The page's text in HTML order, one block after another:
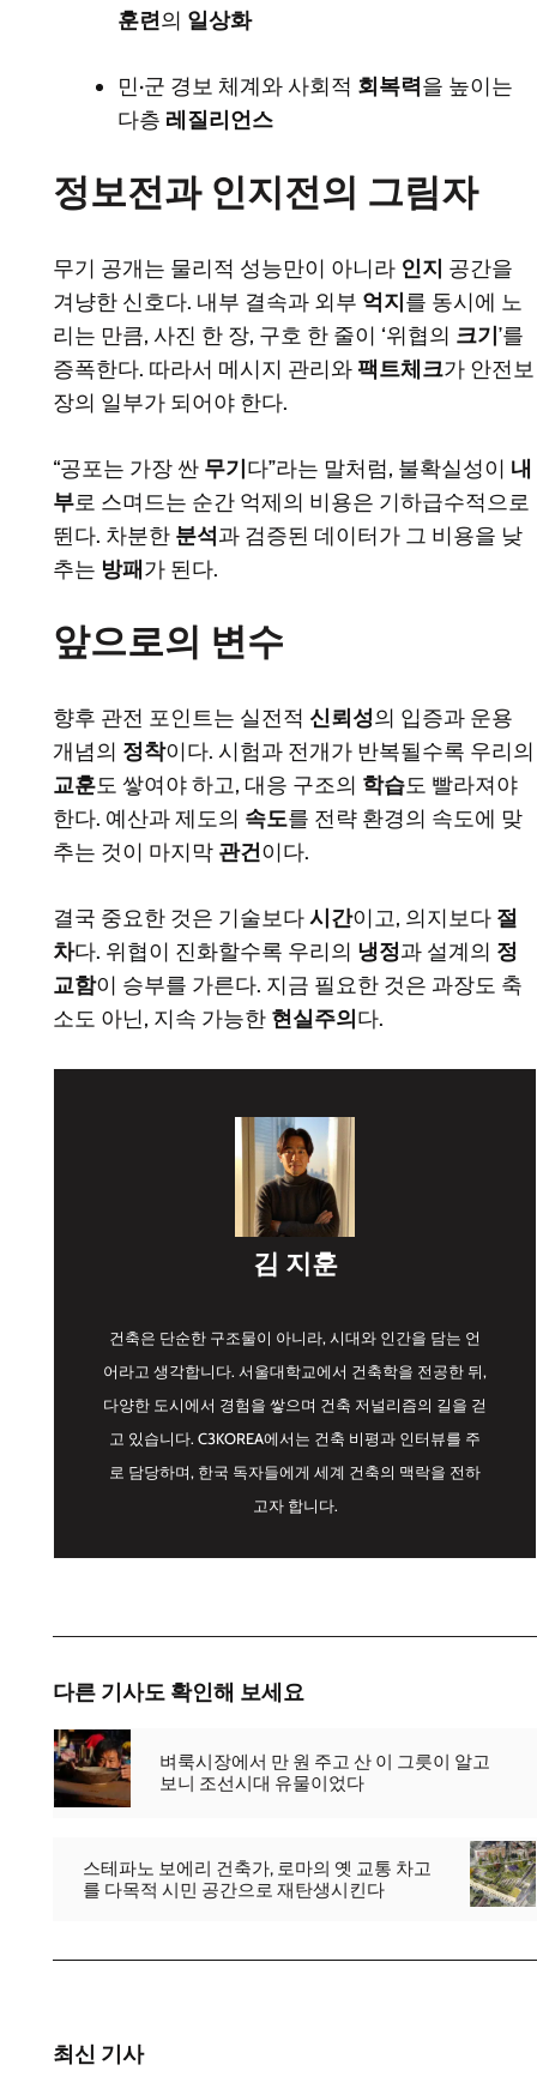
훈련의 일상화
민·군 경보 체계와 사회적 회복력을 높이는
다층 레질리언스
정보전과 인지전의 그림자
무기 공개는 물리적 성능만이 아니라 인지 공간을
겨냥한 신호다. 내부 결속과 외부 억지 를 동시에 노
리는 만큼, 사진 한 장, 구호 한 줄이 ‘위협의 크기 ’를
증폭한다. 따라서 메시지 관리와 팩트체크가 안전보
장의 일부가 되어야 한다.
“공포는 가장 싼 무기 다”라는 말처럼, 불확실성이 내
부로 스며드는 순간 억제의 비용은 기하급수적으로
뛴다. 차분한 분석 과 검증된 데이터가 그 비용을 낮
추는 방패 가 된다.
앞으로의 변수
향후 관전 포인트는 실전적 신뢰성의 입증과 운용
개념의 정착이다. 시험과 전개가 반복될수록 우리의
교훈도 쌓여야 하고, 대응 구조의 학습도 빨라져야
한다. 예산과 제도의 속도를 전략 환경의 속도에 맞
추는 것이 마지막 관건이다.
결국 중요한 것은 기술보다시간이고, 의지보다 절
차다. 위협이 진화할수록 우리의 냉정과 설계의 정
교함이 승부를 가른다. 지금 필요한 것은 과장도 축
소도 아닌, 지속 가능한 현실주의 다.
김 지훈
건축은 단순한 구조물이 아니라, 시대와 인간을 담는 언
어라고 생각합니다. 서울대학교에서 건축학을 전공한 뒤,
다양한 도시에서 경험을 쌓으며 건축 저널리즘의 길을 걷
고 있습니다. C3KOREA에서는 건축 비평과 인터뷰를 주
로 담당하며, 한국 독자들에게 세계 건축의 맥락을 전하
고자 합니다.
다른 기사도 확인해 보세요
벼룩시장에서 만 원 주고 산 이 그릇이 알고
보니 조선시대 유물이었다
스테파노 보에리 건축가, 로마의 옛 교통 차고
를 다목적 시민 공간으로 재탄생시킨다
최신 기사